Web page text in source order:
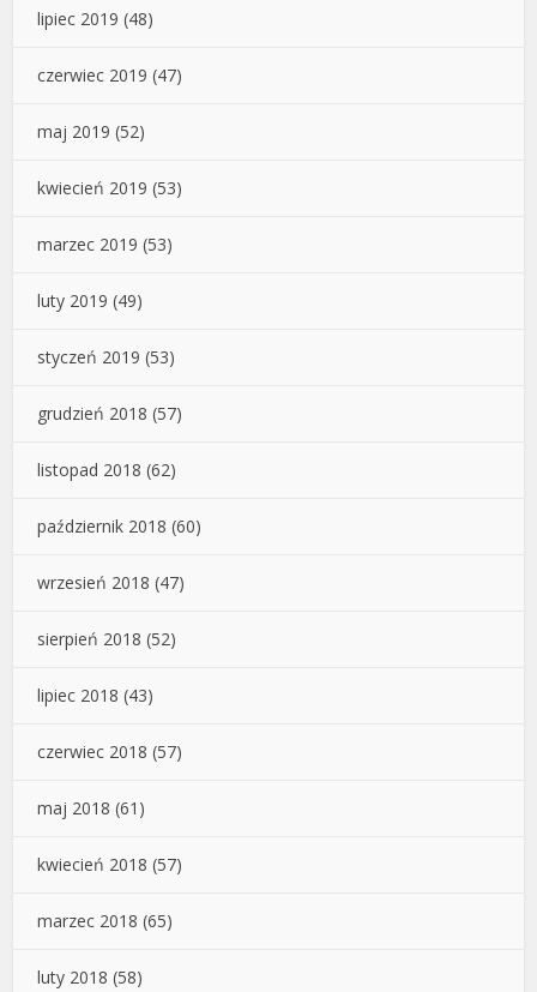
lipiec 2019 (48)
czerwiec 2019 (47)
maj 2019 (52)
kwiecień 2019 (53)
marzec 2019 (53)
luty 2019 (49)
styczeń 2019 (53)
grudzień 2018 (57)
listopad 2018 (62)
październik 2018 (60)
wrzesień 2018 (47)
sierpień 2018 (52)
lipiec 2018 (43)
czerwiec 2018 (57)
maj 2018 (61)
kwiecień 2018 (57)
marzec 2018 (65)
luty 2018 (58)